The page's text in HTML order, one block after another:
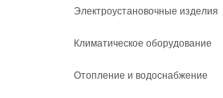
Электроустановочные изделия
Климатическое оборудование
Отопление и водоснабжение